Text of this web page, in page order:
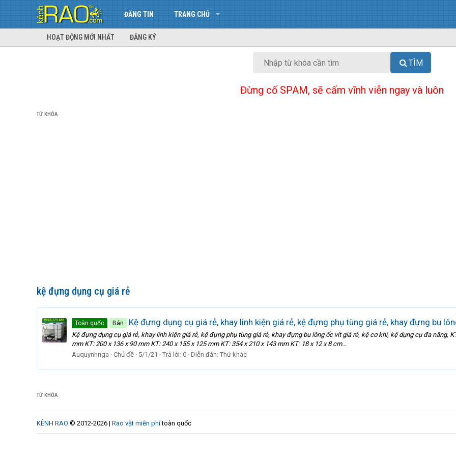
ĐĂNG TIN TRANG CHỦ
HOẠT ĐỘNG MỚI NHẤT ĐĂNG KÝ
TÌM
Đừng cố SPAM, sẽ cấm vĩnh viễn ngay và luôn
TỪ KHÓA
kệ đựng dụng cụ giá rẻ
Toàn quốc Bán Kệ đựng dụng cụ giá rẻ, khay linh kiện giá rẻ, kệ đựng phụ tùng giá rẻ, khay đựng bu
Kệ đựng dụng cụ giá rẻ, khay linh kiện giá rẻ, kệ đựng phụ tùng giá rẻ, khay đựng bu lông ốc vít giá rẻ, kệ cơ khí, kệ dụng cụ đa năng,
mm KT: 200 x 136 x 90 mm KT: 240 x 155 x 125 mm KT: 354 x 210 x 143 mm KT: 18 x 12 x 8 cm...
Auquynhnga
Chủ đề 5/1/21 Trả lời: 0 Diễn đàn: Thứ khác
TỪ KHÓA
KÊNH RAO © 2012-2026 | Rao vặt miễn phítoàn quốc